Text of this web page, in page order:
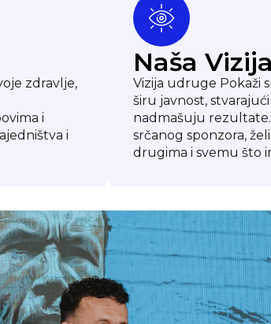
zdravlje,
i
i
Naša Vizija
Vizija udruge Pokaži
širu javnost,
nadmašuju
srčanog sponzora,
drugima i svemu što